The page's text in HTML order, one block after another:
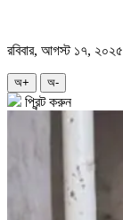
রবিবার, আগস্ট ১৭, ২০২৫
অ+ অ-
প্রিন্ট করুন